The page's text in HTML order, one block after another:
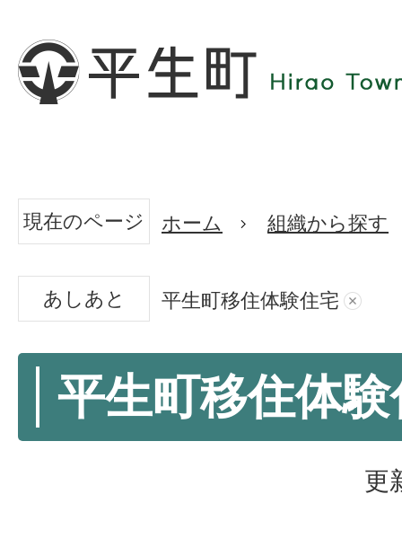
現在のページ ホーム 組織から探す
あしあと 平生町移住体験住宅
平生町移住体
更